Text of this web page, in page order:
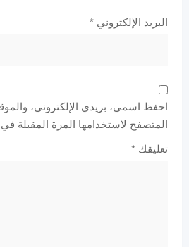
البريد الإلكتروني *
احفظ اسمي، بريدي الإلكتروني،
المتصفح لاستخدامها المرة المقبلة
تعليقك *